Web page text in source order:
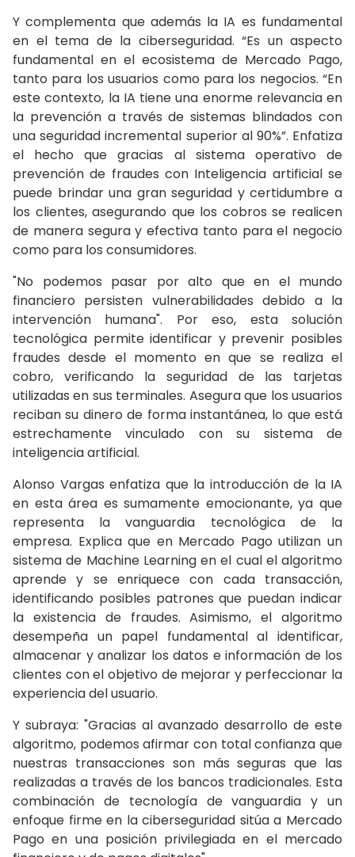
Y complementa que además la IA es fundamental
en el tema de la ciberseguridad. “Es un aspecto
fundamental en el ecosistema de Mercado Pago,
tanto para los usuarios como para los negocios. “En
este contexto, la IA tiene una enorme relevancia en
la prevención a través de sistemas blindados con
una seguridad incremental superior al 90%”. Enfatiza
el hecho que gracias al sistema operativo de
prevención de fraudes con Inteligencia artificial se
puede brindar una gran seguridad y certidumbre a
los clientes, asegurando que los cobros se realicen
de manera segura y efectiva tanto para el negocio
como para los consumidores.
"No podemos pasar por alto que en el mundo
financiero persisten vulnerabilidades debido a la
intervención humana". Por eso, esta solución
tecnológica permite identificar y prevenir posibles
fraudes desde el momento en que se realiza el
cobro, verificando la seguridad de las tarjetas
utilizadas en sus terminales. Asegura que los usuarios
reciban su dinero de forma instantánea, lo que está
estrechamente vinculado con su sistema de
inteligencia artificial.
Alonso Vargas enfatiza que la introducción de la IA
en esta área es sumamente emocionante, ya que
representa la vanguardia tecnológica de la
empresa. Explica que en Mercado Pago utilizan un
sistema de Machine Learning en el cual el algoritmo
aprende y se enriquece con cada transacción,
identificando posibles patrones que puedan indicar
la existencia de fraudes. Asimismo, el algoritmo
desempeña un papel fundamental al identificar,
almacenar y analizar los datos e información de los
clientes con el objetivo de mejorar y perfeccionar la
experiencia del usuario.
Y subraya: "Gracias al avanzado desarrollo de este
algoritmo, podemos afirmar con total confianza que
nuestras transacciones son más seguras que las
realizadas a través de los bancos tradicionales. Esta
combinación de tecnología de vanguardia y un
enfoque firme en la ciberseguridad sitúa a Mercado
Pago en una posición privilegiada en el mercado